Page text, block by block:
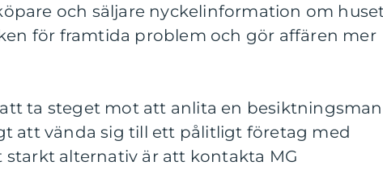
och säljare nyckelinformation om
för framtida problem och gör affären mer
ta steget mot att anlita en besiktningsman
att vända sig till ett pålitligt företag med
alternativ är att kontakta MG